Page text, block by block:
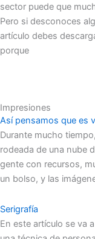
sector puede que
Pero si desconoces
artículo debes
porque
Impresiones
Así pensamos que es
Durante mucho
rodeada de una nube
gente con recursos,
un bolso, y las
Serigrafía
En este artículo se va